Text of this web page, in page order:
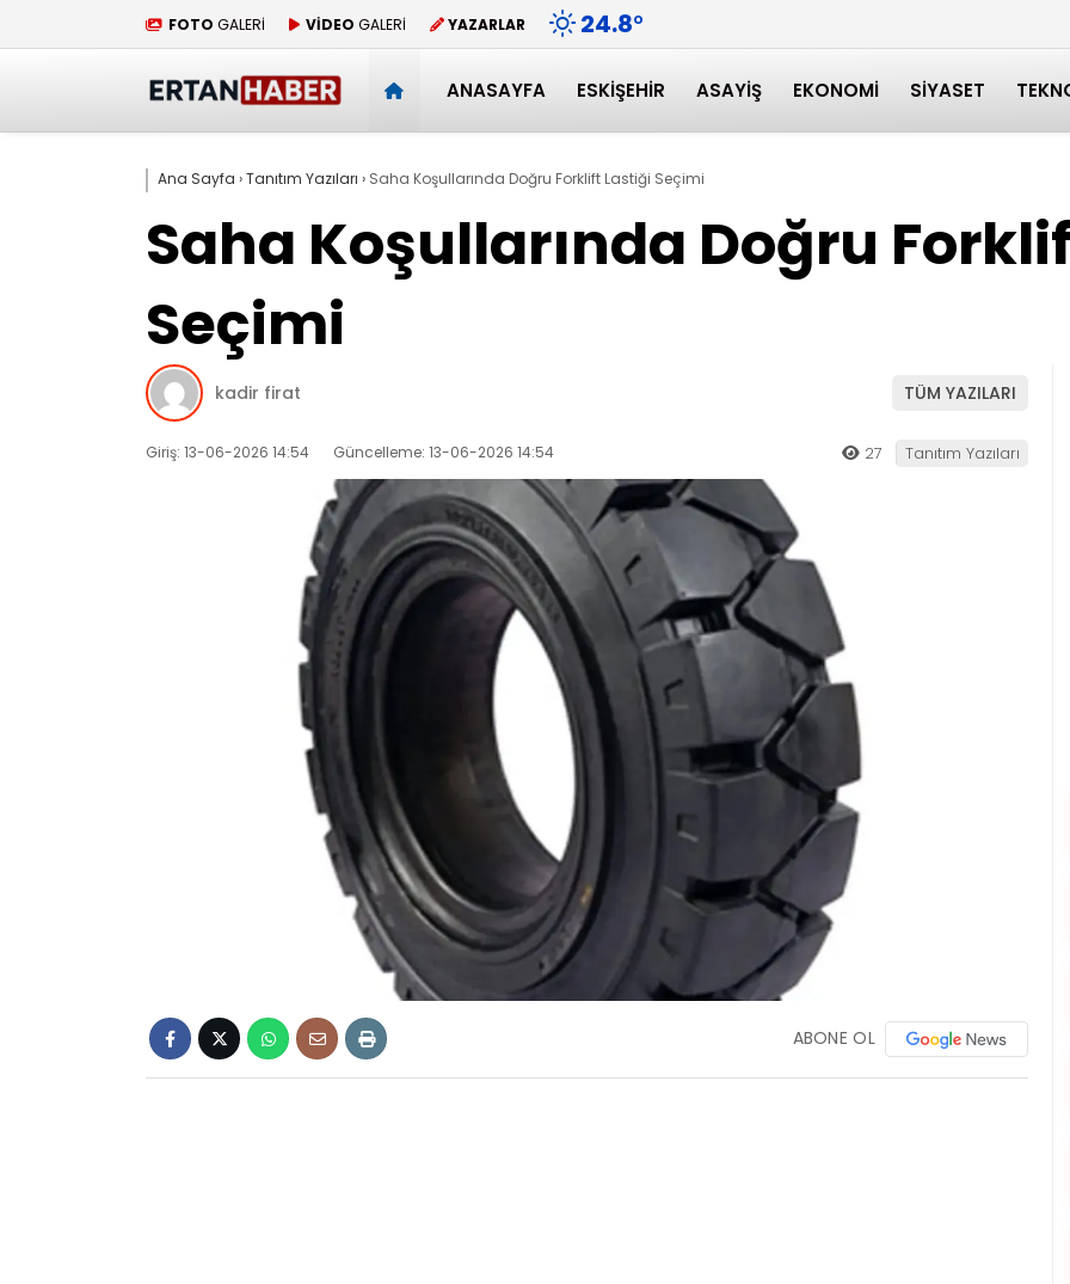
FOTO GALERİ VİDEO GALERİ YAZARLAR 24.8°
ANASAYFA ESKIŞEHIR ASAYIŞ EKONOMI SIYASET
Ana Sayfa ›Tanıtım Yazıları › Saha Koşullarında Doğru Forklift Lastiği Seçimi
Saha Koşullarında Doğru
Seçimi
kadir firat TÜM YAZILARI
Giriş: 13-06-2026 14:54 Güncelleme: 13-06-2026 14:54 27 Tanıtım Yazıları
ABONE OL